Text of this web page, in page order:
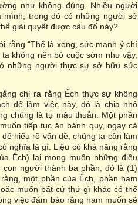
như không đúng. Nhiều người
mình, trong đó có những người sở
giải quyết được câu đố này?
rằng “Thế là xong, sức mạnh ý chí
không nên bỏ cuộc sớm như vậy,
những người thực sự sở hữu sức
chỉ ra rằng Ếch thực sự không
để làm việc này, đó là chia nhỏ
chúng là tự mâu thuẫn. Một phần
tiếp tục ăn bánh quy, ngay cả
hiểu rõ vấn đề, chúng ta cần làm
nghĩa là gì. Liệu có khả năng rằng
Ếch) lại mong muốn những điều
con người thành ba phần, đó là (1)
một phần của Ếch, phần ham
muốn bất cứ thứ gì khác có thể
việc đảm bảo rằng ham muốn sẽ